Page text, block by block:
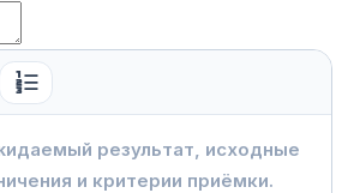
format_list_numbered